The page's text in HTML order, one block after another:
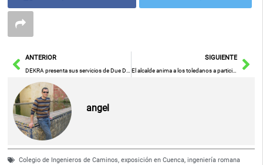
AntANTERIOR SIGUIENTE
angel
Colegio de Ingenieros de Caminos,exposición en Cuenca,ingeniería romana